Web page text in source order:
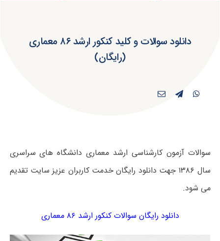
دانلود سوالات و کلید کنکور ارشد ۸۶ معماری
(رایگان)
سوالات آزمون کارشناسی ارشد معماری دانشگاه های سراسری
سال ۱۳۸۶ جهت دانلود رایگان خدمت کاربران عزیز سایت تقدیم
می شود.
دانلود رایگان سوالات کنکور ارشد ۸۶ معماری